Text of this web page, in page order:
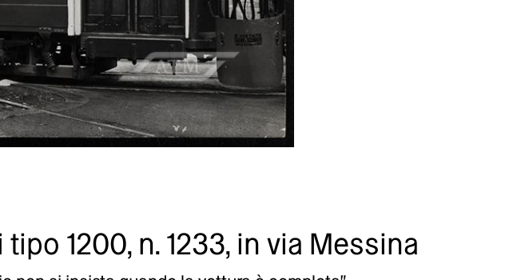
1200, n. 1233, in via Messina